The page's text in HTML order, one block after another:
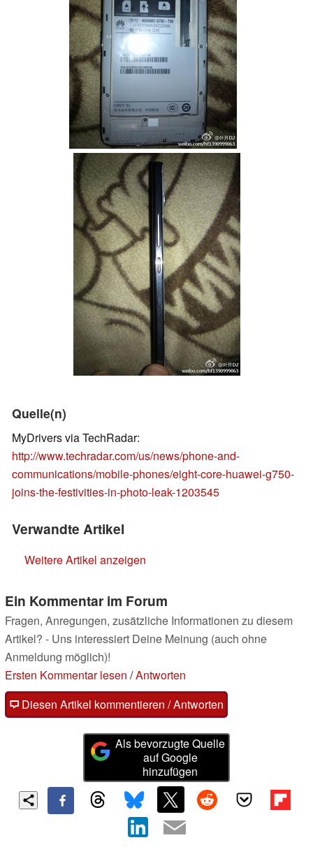
Quelle(n)
MyDrivers via TechRadar:
http://www.techradar.com/us/news/phone-and-
communications/mobile-phones/eight-core-huawei-g750-
joins-the-festivities-in-photo-leak-1203545
Verwandte Artikel
Weitere Artikel anzeigen
Ein Kommentar im Forum
Fragen, Anregungen, zusätzliche Informationen zu diesem
Artikel? - Uns interessiert Deine Meinung (auch ohne
Anmeldung möglich)!
Ersten Kommentar lesen /Antworten
Diesen Artikel kommentieren / Antworten
Als bevorzugte Quelle
auf Google
hinzufügen